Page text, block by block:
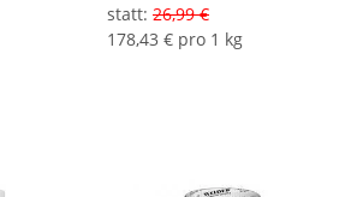
statt: 26,99 €
178,43 € pro 1 kg